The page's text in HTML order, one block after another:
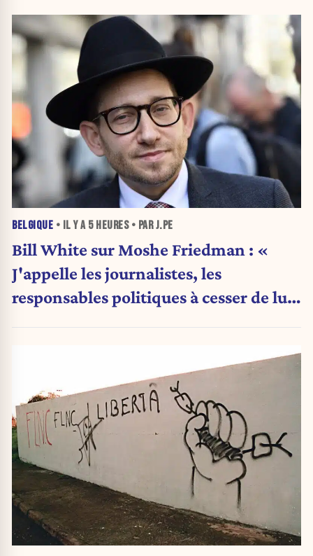
BELGIQUE • IL Y A 5 HEURES• PAR J.PE
Bill White sur Moshe Friedman : «
J'appelle les journalistes, les
responsables politiques à cesser de lui